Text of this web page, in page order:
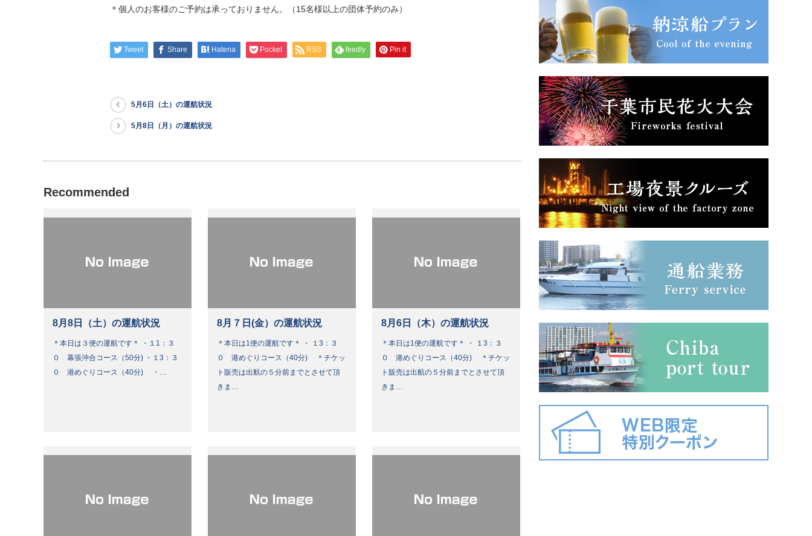
＊個人のお客様のご予約は承っておりません。（15名様以上の団体予約のみ）
Tweet Share Hatena Pocket RSS feedly Pin it
5月6日（土）の運航状況
5月8日（月）の運航状況
Recommended
8月8日（土）の運航状況
＊本日は３便の運航です＊ ・１1：３
０ 幕張沖合コース（50分) ・１3：３
０ 港めぐりコース（40分) ・…
8月７日(金）の運航状況
＊本日は1便の運航です＊ ・ １3：３
０ 港めぐりコース（40分) ＊チケッ
ト販売は出航の５分前までとさせて頂
きま…
8月6日（木）の運航状況
＊本日は1便の運航です＊ ・ １3：３
０ 港めぐりコース（40分) ＊チケッ
ト販売は出航の５分前までとさせて頂
きま…